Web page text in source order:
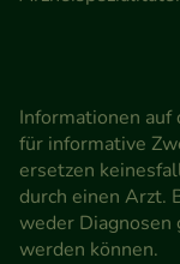
Informationen
für informative
ersetzen
durch einen Arzt.
weder
werden können.